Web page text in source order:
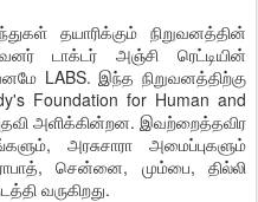
தயாரிக்கும் நிறுவனத்தின்
டாக்டர் அஞ்சி ரெட்டியின்
LABS. இந்த நிறுவனத்திற்கு
Foundation for Human and
அளிக்கின்றன. இவற்றைத்தவிர
அரசுசாரா அமைப்புகளும்
சென்னை, மும்பை, தில்லி
வருகிறது.